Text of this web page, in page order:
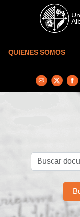
Skip to main content
QUIENES SOMOS